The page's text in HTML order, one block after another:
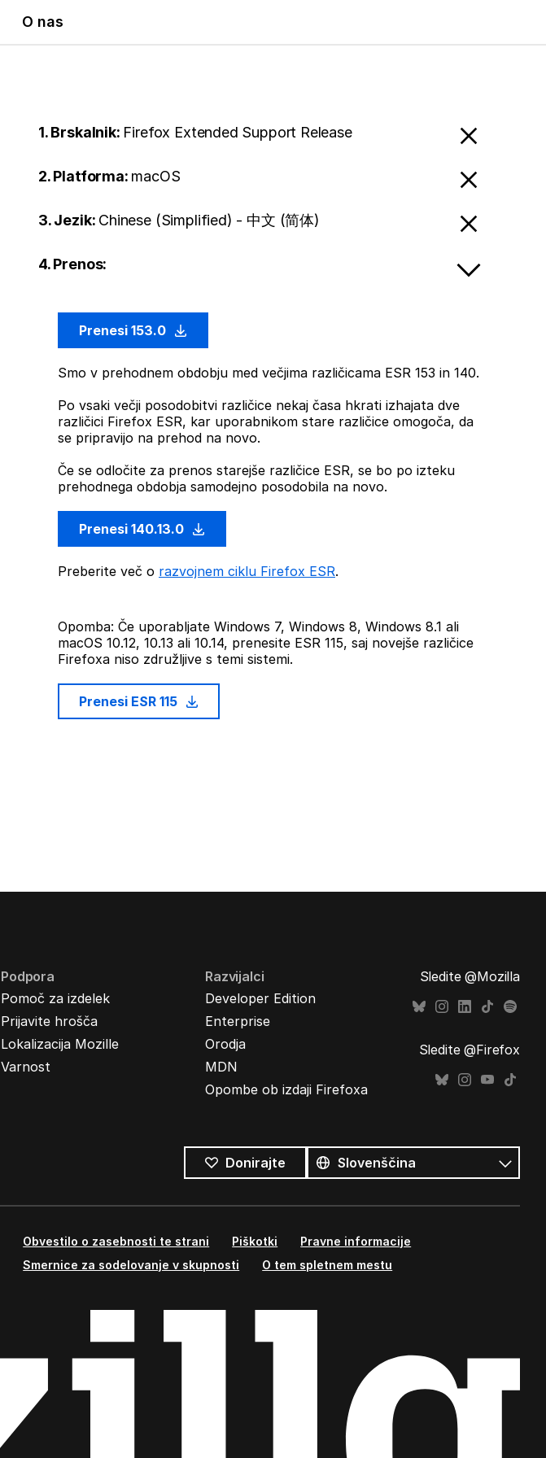
O nas
1. Brskalnik: Firefox Extended Support Release
2. Platforma: macOS
3. Jezik: Chinese (Simplified) - 中文 (简体)
4. Prenos:
Prenesi 153.0
Smo v prehodnem obdobju med večjima različicama ESR 153 in 140.
Po vsaki večji posodobitvi različice nekaj časa hkrati izhajata dve
različici Firefox ESR, kar uporabnikom stare različice omogoča, da
se pripravijo na prehod na novo.
Če se odločite za prenos starejše različice ESR, se bo po izteku
prehodnega obdobja samodejno posodobila na novo.
Prenesi 140.13.0
Preberite več o razvojnem ciklu Firefox ESR.
Opomba: Če uporabljate Windows 7, Windows 8, Windows 8.1 ali
macOS 10.12, 10.13 ali 10.14, prenesite ESR 115, saj novejše različice
Firefoxa niso združljive s temi sistemi.
Prenesi ESR 115
Podpora
Pomoč za izdelek
Prijavite hrošča
Lokalizacija Mozille
Varnost
Razvijalci
Developer Edition
Enterprise
Orodja
MDN
Opombe ob izdaji Firefoxa
Sledite @Mozilla
Sledite @Firefox
Donirajte
jeziki
Jezik
Obvestilo o zasebnosti te strani Piškotki
Pravne informacije
Smernice za sodelovanje v skupnosti
O tem spletnem mestu